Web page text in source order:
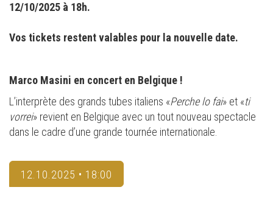
12/10/2025 à 18h.
Vos tickets restent valables pour la nouvelle date.
Marco Masini en concert en Belgique !
L’interprète des grands tubes italiens «Perche lo fai» et «ti
vorrei» revient en Belgique avec un tout nouveau spectacle
dans le cadre d’une grande tournée internationale.
12.10.2025 • 18:00